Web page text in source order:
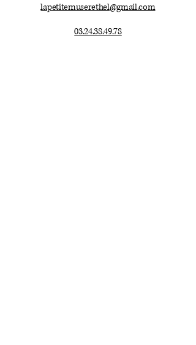
lapetitemuserethel@gmail.com
03.24.38.49.78